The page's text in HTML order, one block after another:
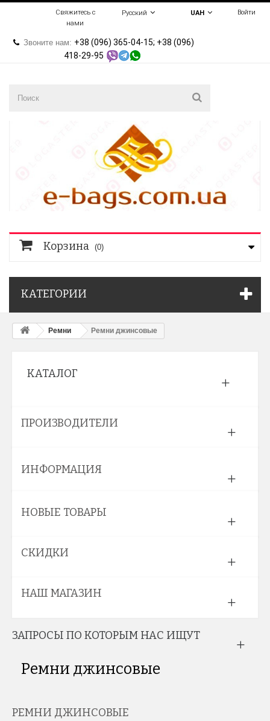
Войти
UAH
Русский
Свяжитесь с
нами
Звоните нам: +38 (096) 365-04-15; +38 (096)
418-29-95
Корзина (0)
КАТЕГОРИИ
Ремни Ремни джинсовые
КАТАЛОГ
ПРОИЗВОДИТЕЛИ
ИНФОРМАЦИЯ
НОВЫЕ ТОВАРЫ
СКИДКИ
НАШ МАГАЗИН
ЗАПРОСЫ ПО КОТОРЫМ НАС ИЩУТ
Ремни джинсовые
РЕМНИ ДЖИНСОВЫЕ